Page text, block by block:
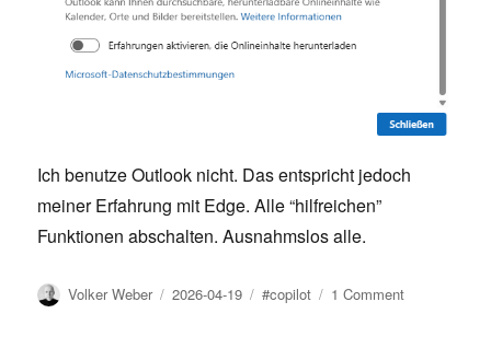
Ich benutze Outlook nicht. Das entspricht jedoch
meiner Erfahrung mit Edge. Alle “hilfreichen”
Funktionen abschalten. Ausnahmslos alle.
Author
Volker Weber
Posted
2026-04-19 Tags
#copilot 1 Commenton